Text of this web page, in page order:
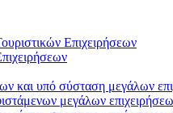
Επιχειρήσεων
και υπό σύσταση μεγάλων
μεγάλων